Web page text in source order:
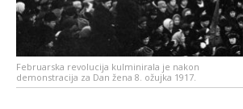
Februarska revolucija kulminirala je nakon
demonstracija za Dan žena 8. ožujka 1917.